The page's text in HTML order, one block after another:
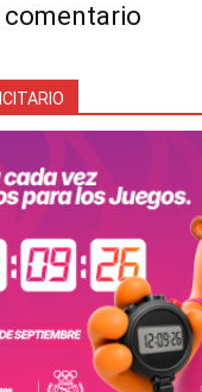
comentario